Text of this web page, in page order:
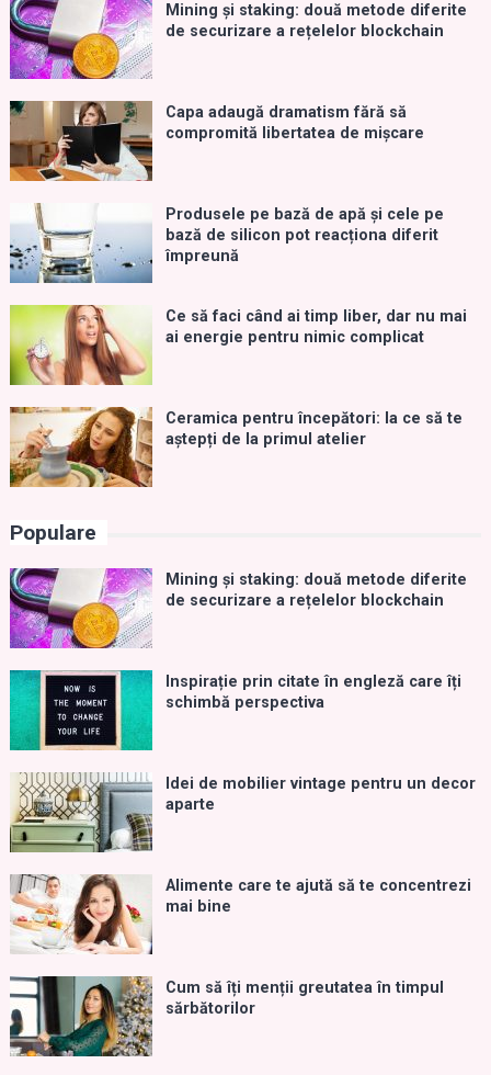
Mining și staking: două metode diferite
de securizare a rețelelor blockchain
Capa adaugă dramatism fără să
compromită libertatea de mișcare
Produsele pe bază de apă și cele pe
bază de silicon pot reacționa diferit
împreună
Ce să faci când ai timp liber, dar nu mai
ai energie pentru nimic complicat
Ceramica pentru începători: la ce să te
aștepți de la primul atelier
Populare
Mining și staking: două metode diferite
de securizare a rețelelor blockchain
Inspirație prin citate în engleză care îți
schimbă perspectiva
Idei de mobilier vintage pentru un decor
aparte
Alimente care te ajută să te concentrezi
mai bine
Cum să îți menții greutatea în timpul
sărbătorilor